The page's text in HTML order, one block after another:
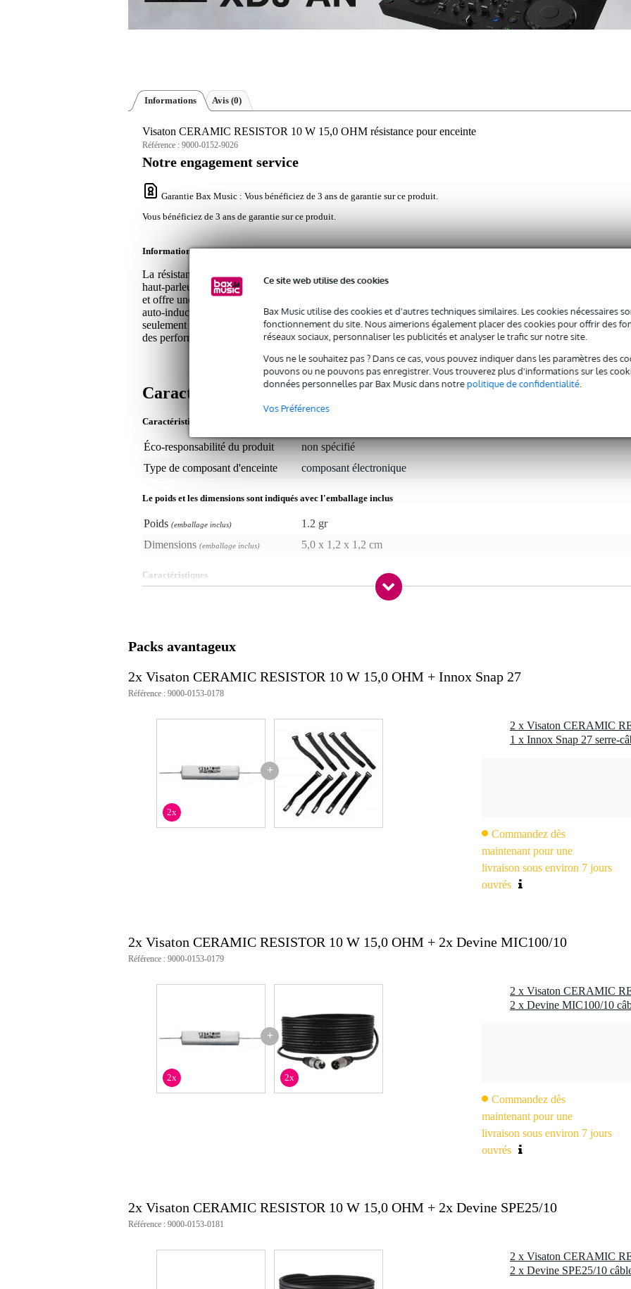
Ce site web utilise des cookies
Bax Music utilise des cookies et d'autres techniques similaires. Les cookies nécessaires
fonctionnement du site. Nous aimerions également placer des cookies pour offrir des
réseaux sociaux, personnaliser les publicités et analyser le trafic sur notre site.
Vous ne le souhaitez pas ? Dans ce cas, vous pouvez indiquer dans les paramètres des
pouvons ou ne pouvons pas enregistrer. Vous trouverez plus d'informations sur les
données personnelles par Bax Music dans notrepolitique de confidentialité.
Vos Préférences
Informations Avis (0)
Visaton CERAMIC RESISTOR 10 W 15,0 OHM résistance pour enceinte
Référence : 9000-0152-9026
Notre engagement service
Garantie Bax Music : Vous bénéficiez de 3 ans de garantie sur ce produit.
Vous bénéficiez de 3 ans de garantie sur ce produit.
Informations
La résistance céramique Visaton 10 W 15,0 OHM est spécialement conçue pour optimiser les installations de
haut-parleurs. Grâce à sa conception en céramique, la résistance résiste à des températures extrêmement élevées
et offre une puissance admissible élevée allant jusqu'à 10 watts. De plus, ce modèle se caractérise par une faible
auto-inductance, ce qui minimise l'influence indésirable sur le signal audio. La forme compacte,
seulement 48 x 10 x 10 millimètres, facilite l'installation dans des boîtiers étroits. La tolérance précise
des performances fiables, de sorte que vos enceintes et vos filtres s'accordent parfaitement.
Caractéristiques
Caractéristiques du produit
Éco-responsabilité du produit
non spécifié
Type de composant d'enceinte
composant électronique
Le poids et les dimensions sont indiqués avec l'emballage inclus
Poids (emballage inclus)
1.2 gr
Dimensions (emballage inclus) 5,0 x 1,2 x 1,2 cm
Caractéristiques
dimensions_mm : 48 x 10 x 10 mm
inductance, faibles tolérances
utilisation : crossovers passifs
Packs avantageux
2x Visaton CERAMIC RESISTOR 10 W 15,0 OHM + Innox Snap 27
Référence : 9000-0153-0178
+
2x
1 x Innox Snap 27 serre-
Commandez dès
maintenant pour une
livraison sous environ 7 jours
ouvrés
2x Visaton CERAMIC RESISTOR 10 W 15,0 OHM + 2x Devine MIC100/10
Référence : 9000-0153-0179
+
2x 2x
2 x Devine MIC100/10
Commandez dès
maintenant pour une
livraison sous environ 7 jours
ouvrés
2x Visaton CERAMIC RESISTOR 10 W 15,0 OHM + 2x Devine SPE25/10
Référence : 9000-0153-0181